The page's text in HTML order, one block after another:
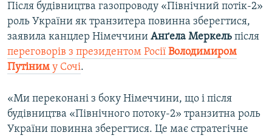
Після будівництва газопроводу «Північний потік-2»
роль України як транзитера повинна зберегтися,
заявила канцлер Німеччини Анґела Меркель після
переговорів з президентом Росії Володимиром
Путіним у Сочі.
«Ми переконані з боку Німеччини, що і після
будівництва «Північного потоку-2» транзитна роль
України повинна зберегтися. Це має стратегічне